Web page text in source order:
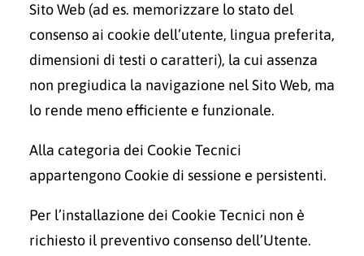
Sito Web (ad es. memorizzare lo stato del
consenso ai cookie dell’utente, lingua preferita,
dimensioni di testi o caratteri), la cui assenza
non pregiudica la navigazione nel Sito Web, ma
lo rende meno efficiente e funzionale.
Alla categoria dei Cookie Tecnici
appartengono Cookie di sessione e persistenti.
Per l’installazione dei Cookie Tecnici non è
richiesto il preventivo consenso dell’Utente.